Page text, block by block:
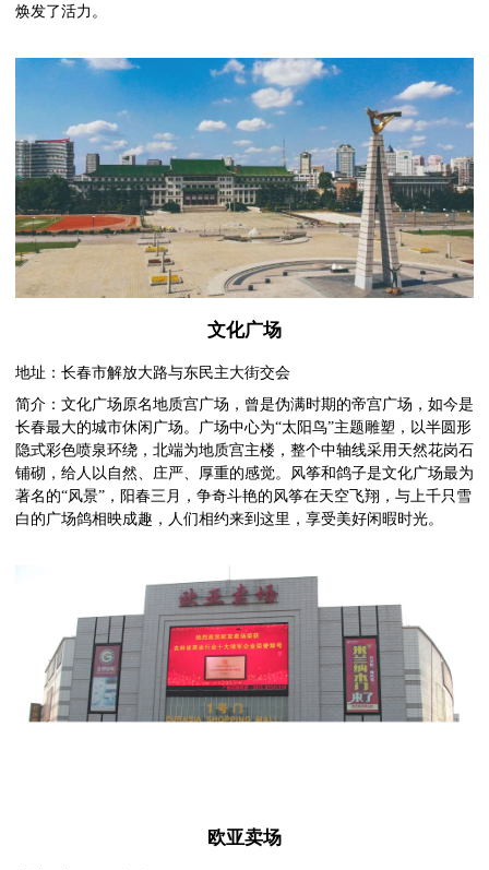
焕发了活力。
文化广场
地址：长春市解放大路与东民主大街交会
简介：文化广场原名地质宫广场，曾是伪满时期的帝宫广场，如今是
长春最大的城市休闲广场。广场中心为“太阳鸟”主题雕塑，以半圆形
隐式彩色喷泉环绕，北端为地质宫主楼，整个中轴线采用天然花岗石
铺砌，给人以自然、庄严、厚重的感觉。风筝和鸽子是文化广场最为
著名的“风景”，阳春三月，争奇斗艳的风筝在天空飞翔，与上千只雪
白的广场鸽相映成趣，人们相约来到这里，享受美好闲暇时光。
欧亚卖场